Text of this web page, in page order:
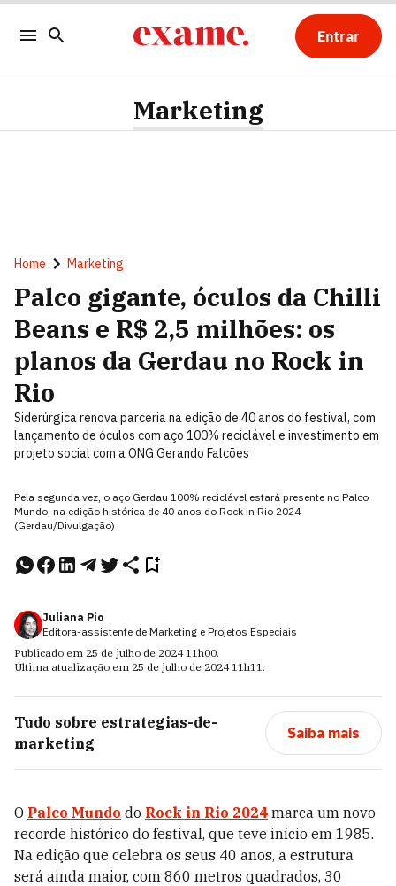
Entrar
Marketing
Home Marketing
Palco gigante, óculos da Chilli
Beans e R$ 2,5 milhões: os
planos da Gerdau no Rock in
Rio
Siderúrgica renova parceria na edição de 40 anos do festival, com
lançamento de óculos com aço 100% reciclável e investimento em
projeto social com a ONG Gerando Falcões
Pela segunda vez, o aço Gerdau 100% reciclável estará presente no Palco
Mundo, na edição histórica de 40 anos do Rock in Rio 2024
(Gerdau/Divulgação)
Juliana Pio
Editora-assistente de Marketing e Projetos Especiais
Publicado em 25 de julho de 2024 11h00.
Última atualização em 25 de julho de 2024 11h11.
Tudo sobre estrategias-de-
marketing
Saiba mais
O Palco Mundo do Rock in Rio 2024 marca um novo
recorde histórico do festival, que teve início em 1985.
Na edição que celebra os seus 40 anos, a estrutura
será ainda maior, com 860 metros quadrados, 30